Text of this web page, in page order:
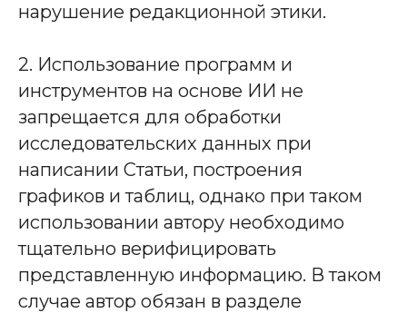
нарушение редакционной этики.
2. Использование программ и
инструментов на основе ИИ не
запрещается для обработки
исследовательских данных при
написании Статьи, построения
графиков и таблиц, однако при таком
использовании автору необходимо
тщательно верифицировать
представленную информацию. В таком
случае автор обязан в разделе